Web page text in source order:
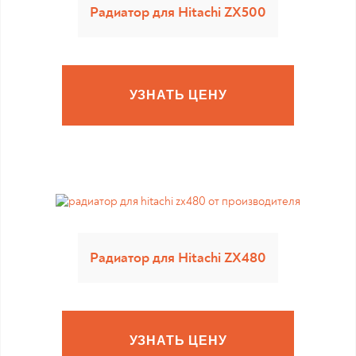
Радиатор для Hitachi ZX500
УЗНАТЬ ЦЕНУ
Радиатор для Hitachi ZX480
УЗНАТЬ ЦЕНУ